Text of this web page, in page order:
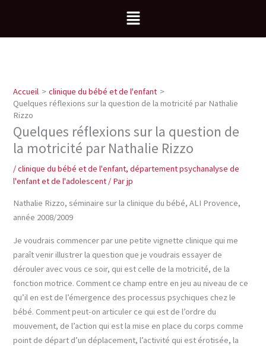
contenu
Menu
Accueil
clinique du bébé et de l'enfant
Quelques réflexions sur la question de la motricité par Nathalie
Rizzo
Quelques réflexions sur la question de
la motricité par Nathalie Rizzo
/clinique du bébé et de l'enfant,département psychanalyse de
l'enfant et de l'adolescent / Parjp
Nathalie Rizzo, séminaire sur la clinique du bébé, ALI Provence,
année 2008/2009
Je voudrais commencer par une petite vignette clinique qui me
paraît venir illustrer la question que je voudrais essayer de
dérouler avec vous ce soir, qui est celle de la motricité, de la
fonction motrice. Comment ce champ entre en jeu au niveau de ce
qu’il en est de l’émergence des processus psychiques chez le
bébé. Comment peut-on articuler ce qui est de l’ordre du
mouvement, de l’action qui est la mise en place du corps comme
point de départ d’un déplacement, l’activité qui est érotisée, la